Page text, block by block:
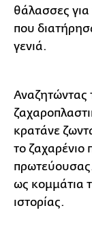
θάλασσες για
που
γενιά.
Αναζητώντας
κρατάνε
το ζαχαρένιο
ως κομμάτια
ιστορίας.